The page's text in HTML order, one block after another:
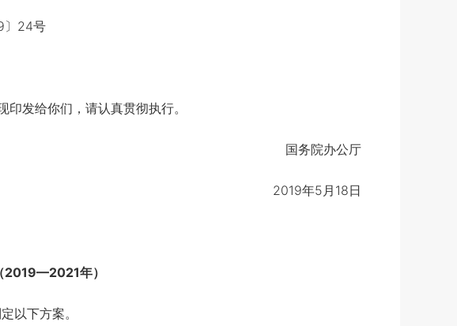
〕24号
发给你们，请认真贯彻执行。
国务院办公厅
2019年5月18日
2019—2021年）
以下方案。